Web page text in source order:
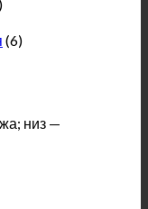
(6)
низ —